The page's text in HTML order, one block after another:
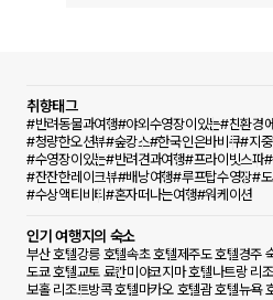
취향태그
#반려동물과여행#야외수영장이있는#친환경
#청량한오션뷰#숲캉스#한국인은바비큐#지
#수영장이있는#반려견과여행#프라이빗스파
#잔잔한레이크뷰#배낭여행#루프탑수영장#
#수상액티비티 #혼자떠나는여행#워케이션
인기 여행지의 숙소
부산 호텔강릉 호텔속초 호텔제주도 호텔경주
도쿄 호텔교토 료칸미야코지마 호텔나트랑 리
보홀 리조트방콕 호텔마카오 호텔괌 호텔뉴욕